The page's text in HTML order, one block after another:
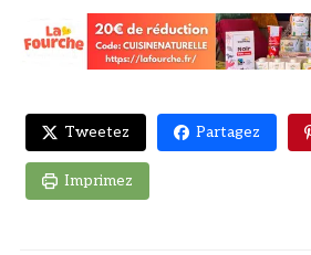
Tweetez Partagez
Imprimez